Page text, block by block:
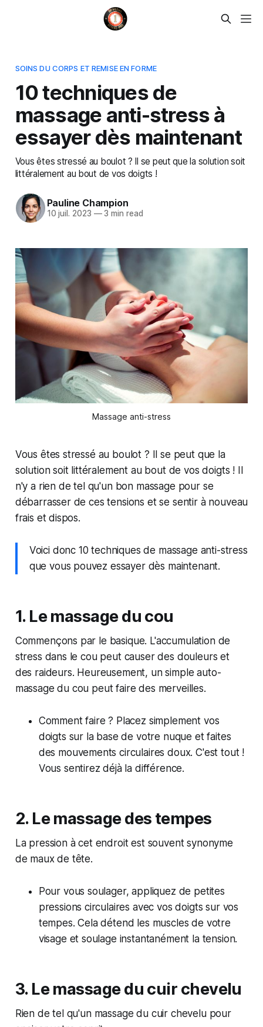
SOINS DU CORPS ET REMISE EN FORME
10 techniques de
massage anti-stress à
essayer dès maintenant
Vous êtes stressé au boulot ? Il se peut que la solution soit
littéralement au bout de vos doigts !
Pauline Champion
10 juil. 2023 —3 min read
Massage anti-stress
Vous êtes stressé au boulot ? Il se peut que la
solution soit littéralement au bout de vos doigts ! Il
n'y a rien de tel qu'un bon massage pour se
débarrasser de ces tensions et se sentir à nouveau
frais et dispos.
Voici donc 10 techniques de massage anti-stress
que vous pouvez essayer dès maintenant.
1. Le massage du cou
Commençons par le basique. L'accumulation de
stress dans le cou peut causer des douleurs et
des raideurs. Heureusement, un simple auto-
massage du cou peut faire des merveilles.
Comment faire ? Placez simplement vos
doigts sur la base de votre nuque et faites
des mouvements circulaires doux. C'est tout !
Vous sentirez déjà la différence.
2. Le massage des tempes
La pression à cet endroit est souvent synonyme
de maux de tête.
Pour vous soulager, appliquez de petites
pressions circulaires avec vos doigts sur vos
tempes. Cela détend les muscles de votre
visage et soulage instantanément la tension.
3. Le massage du cuir chevelu
Rien de tel qu'un massage du cuir chevelu pour